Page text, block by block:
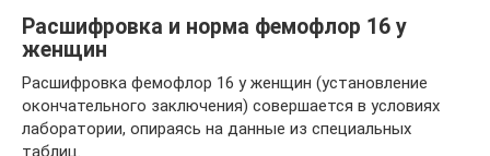
Расшифровка и норма фемофлор 16 у
женщин
Расшифровка фемофлор 16 у женщин (установление
окончательного заключения) совершается в условиях
лаборатории, опираясь на данные из специальных
таблиц.